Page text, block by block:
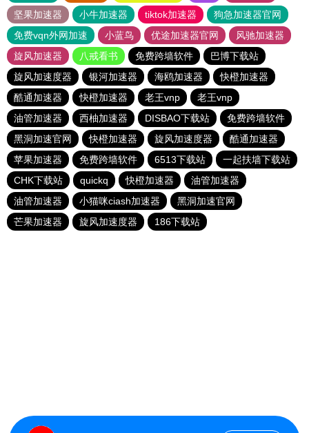
坚果加速器
小牛加速器 tiktok加速器
狗急加速器官网
免费vqn外网加速
小蓝鸟 优途加速器官网
风驰加速器
旋风加速器
八戒看书 免费跨墙软件
巴博下载站
旋风加速度器
银河加速器 海鸥加速器
快橙加速器
酷通加速器
快橙加速器 老王vnp
老王vnp
油管加速器
西柚加速器 DISBAO下载站
免费跨墙软件
黑洞加速官网
快橙加速器 旋风加速度器
酷通加速器
苹果加速器
免费跨墙软件 6513下载站
一起扶墙下载站
CHK下载站
quickq 快橙加速器
油管加速器
油管加速器
小猫咪ciash加速器
黑洞加速官网
芒果加速器
旋风加速度器 186下载站